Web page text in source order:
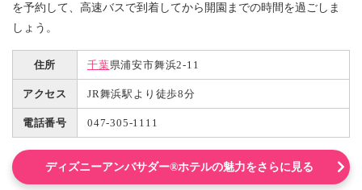
を予約して、高速バスで到着してから開園までの時間を過ごしま
しょう。
住所 千葉県浦安市舞浜2-11
アクセス JR舞浜駅より徒歩8分
電話番号 047-305-1111
ディズニーアンバサダー®ホテルの魅力をさらに見る